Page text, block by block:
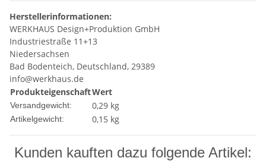
Herstellerinformationen:
WERKHAUS Design+Produktion GmbH
Industriestraße 11+13
Niedersachsen
Bad Bodenteich, Deutschland, 29389
info@werkhaus.de
ProdukteigenschaftWert
Versandgewicht: 0,29 kg
Artikelgewicht: 0,15 kg
Kunden kauften dazu folgende Artikel: